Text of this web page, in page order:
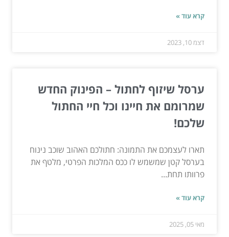
קרא עוד »
דצמ 10, 2023
ערסל שיזוף לחתול – הפינוק החדש
שמרומם את חיינו וכל חיי החתול
שלכם!
תארו לעצמכם את התמונה: חתולכם האהוב שוכב נינוח
בערסל קטן שמשמש לו ככס המלכות הפרטי, מלטף את
פרוותו תחת...
קרא עוד »
מאי 05, 2025